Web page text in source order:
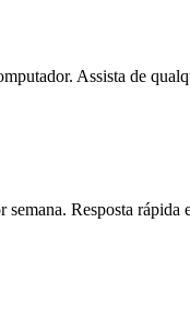
Assista de
Resposta rápida